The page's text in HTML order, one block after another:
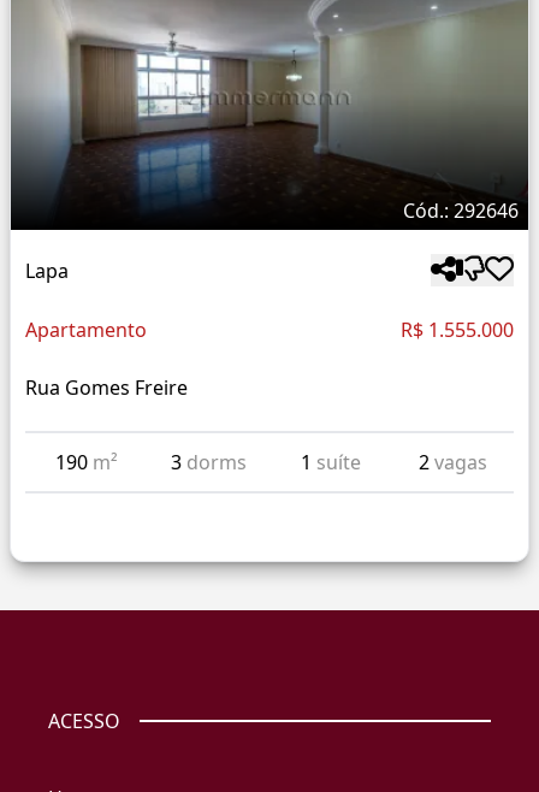
Cód.: 292646
Lapa
Apartamento R$ 1.555.000
Rua Gomes Freire
190 m² 3 dorms 1 suíte 2vagas
ACESSO